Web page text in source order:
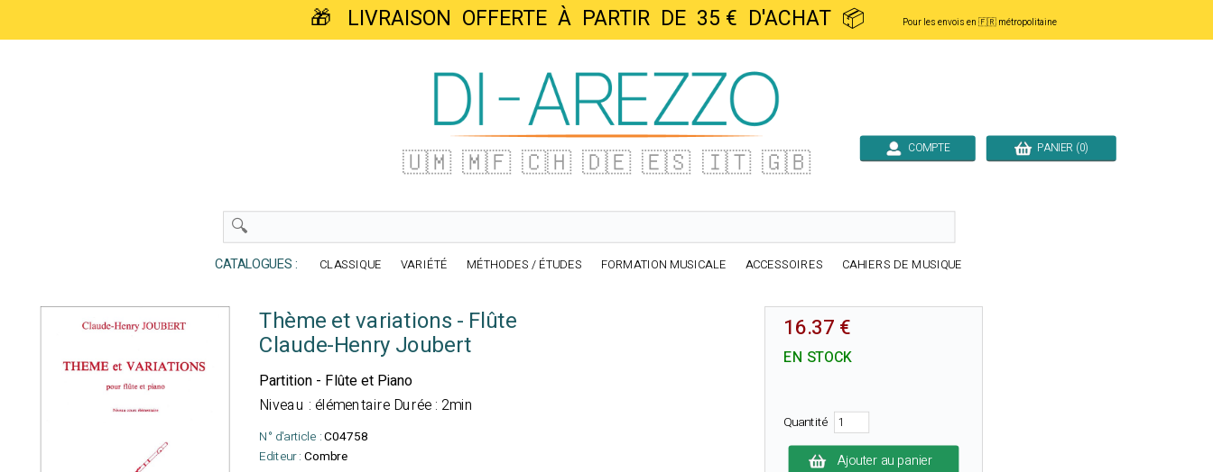
🎁 LIVRAISON OFFERTE À PARTIR DE 35 € D'ACHAT 📦 Pour les envois en 🇫🇷 métropolitaine
🇺🇲 🇲🇫 🇨🇭 🇩🇪 🇪🇸 🇮🇹 🇬🇧 COMPTE PANIER (0)
CATALOGUES : CLASSIQUE VARIÉTÉ MÉTHODES / ÉTUDES FORMATION MUSICALE ACCESSOIRES CAHIERS DE MUSIQUE
Thème et variations - Flûte
Claude-Henry Joubert
Partition - Flûte et Piano
Niveau : élémentaire Durée : 2min
N° d'article :C04758
Editeur : Combre
16.37 €
EN STOCK
Quantité
Ajouter au panier